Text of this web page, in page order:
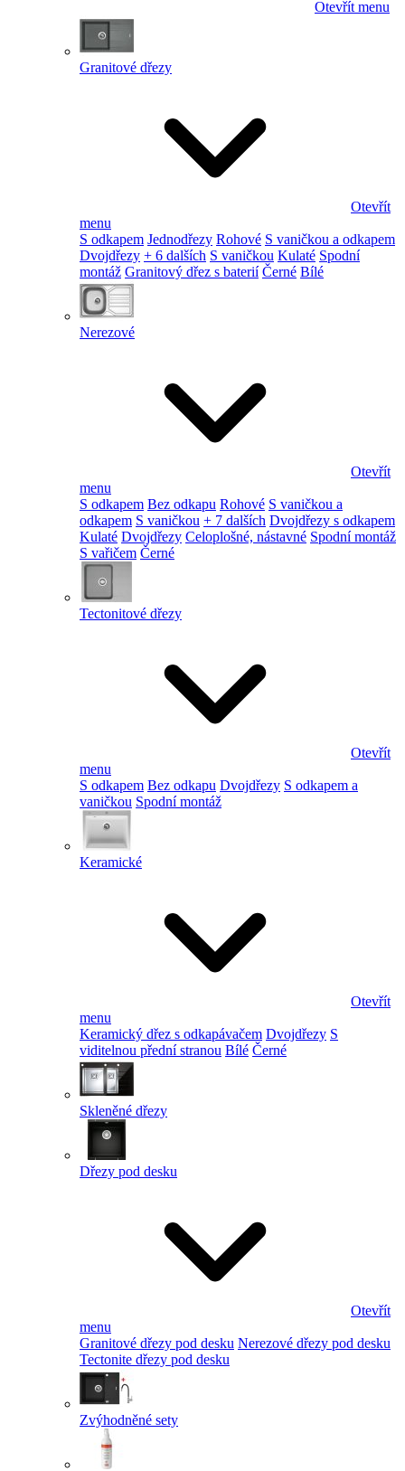
Otevřít menu
Granitové dřezy
Otevřít
menu
S odkapem Jednodřezy Rohové S vaničkou a odkapem
Dvojdřezy + 6 dalších S vaničkou Kulaté Spodní
montáž Granitový dřez s baterií Černé Bílé
Nerezové
Otevřít
menu
S odkapem Bez odkapu Rohové S vaničkou a
odkapem S vaničkou + 7 dalších Dvojdřezy s odkapem
Kulaté Dvojdřezy Celoplošné, nástavné Spodní montáž
S vařičem Černé
Tectonitové dřezy
Otevřít
menu
S odkapem Bez odkapu Dvojdřezy S odkapem a
vaničkou Spodní montáž
Keramické
Otevřít
menu
Keramický dřez s odkapávačem Dvojdřezy S
viditelnou přední stranou Bílé Černé
Skleněné dřezy
Dřezy pod desku
Otevřít
menu
Granitové dřezy pod desku Nerezové dřezy pod desku
Tectonite dřezy pod desku
Zvýhodněné sety